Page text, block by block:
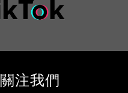
關注我們